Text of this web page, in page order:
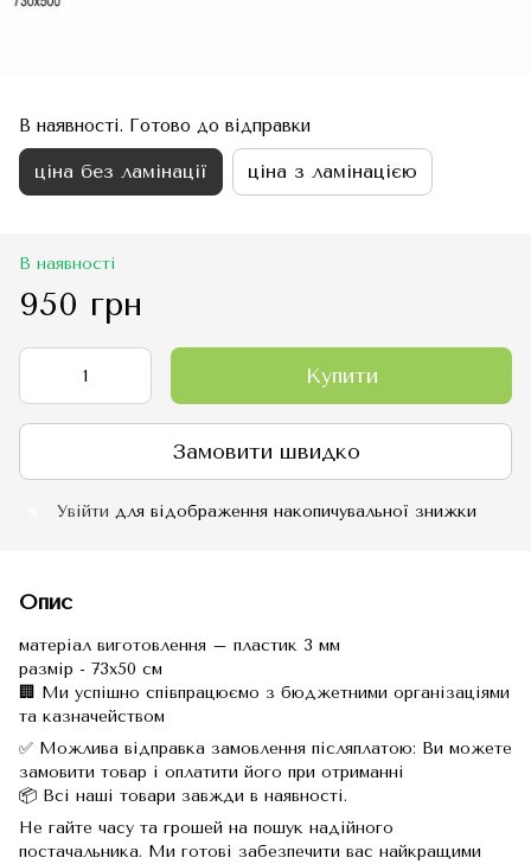
В наявності. Готово до відправки
ціна без ламінації ціна з ламінацією
В наявності
950 грн
Купити
Замовити швидко
Увійти для відображення накопичувальної знижки
Опис
матеріал виготовлення – пластик 3 мм
размір - 73х50 см
🏢 Ми успішно співпрацюємо з бюджетними організаціями
та казначейством
✅ Можлива відправка замовлення післяплатою: Ви можете
замовити товар і оплатити його при отриманні
📦 Всі наші товари завжди в наявності.
Не гайте часу та грошей на пошук надійного
постачальника. Ми готові забезпечити вас найкращими